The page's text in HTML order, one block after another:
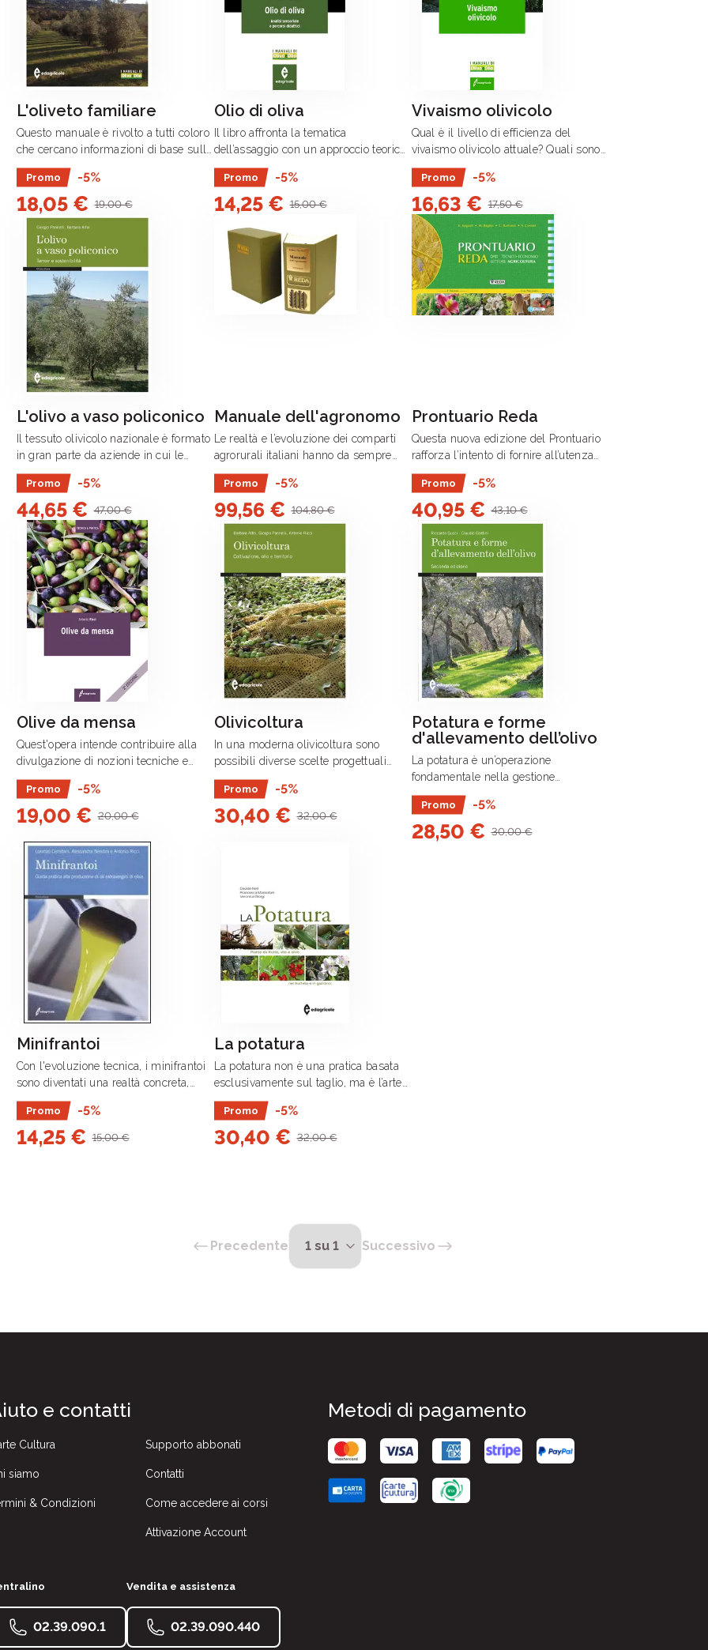
L'oliveto familiare
Questo manuale è rivolto a tutti coloro
che cercano informazioni di base sulla
biologia dell’olivo e su come gestire in
modo semplice e razionale un oliveto
ad uso familiare, per .
Promo -5%
18,05 € 19,00 €
Olio di oliva
Il libro affronta la tematica
dell’assaggio con un approccio teorico
e pratico al contempo: descrive gli
aspetti che riguardano la disciplina
professionale a partire dagli elementi
che hanno .
Promo -5%
14,25 € 15,00 €
Vivaismo olivicolo
Qual è il livello di efficienza del
vivaismo olivicolo attuale? Quali sono i
suoi limiti e i suoi punti di forza?
Partendo dall’esperienza locale del
vivaismo olivicolo praticato a .
Promo -5%
16,63 € 17,50 €
L'olivo a vaso policonico
Il tessuto olivicolo nazionale è formato
in gran parte da aziende in cui le
dimensioni e la tipologia degli alberi
impediscono un’efficiente
meccanizzazione, con conseguenti
costi di .
Promo -5%
44,65 € 47,00 €
Manuale dell'agronomo
Le realtà e l’evoluzione dei comparti
agrorurali italiani hanno da sempre
visto nel Manuale dell’Agronomo
REDA un riferimento unico,
insostituibile e non facilmente
ripetibile, .
Promo -5%
99,56 € 104,80 €
Prontuario Reda
Questa nuova edizione del Prontuario
rafforza l’intento di fornire all’utenza
dei comparti agrorurali uno strumento
completo e approfondito, aggiornato
alla realtà attuale e che .
Promo -5%
40,95 € 43,10 €
Olive da mensa
Quest'opera intende contribuire alla
divulgazione di nozioni tecniche e
operative che contraddistinguono la
produzione del frutto, la lavorazione,
la trasformazione, la
commercializzazione e le .
Promo -5%
19,00 € 20,00 €
Olivicoltura
In una moderna olivicoltura sono
possibili diverse scelte progettuali
ognuna delle quali, implicando
l'adozione di un diverso modello di
coltivazione e di un diverso livello di
meccanizzazione, .
Promo -5%
30,40 € 32,00 €
Potatura e forme
d'allevamento dell’olivo
La potatura è un’operazione
fondamentale nella gestione
dell’oliveto e può incidere in modo
rilevante sull’entrata in produzione,
sulla produttività e sui .
Promo -5%
28,50 € 30,00 €
Minifrantoi
Con l'evoluzione tecnica, i minifrantoi
sono diventati una realtà concreta,
rivoluzionando le possibilità dei piccoli
appezzamenti e promuovendo lo
sviluppo di oli pregiati con una precisa
Promo -5%
14,25 € 15,00 €
La potatura
La potatura non è una pratica basata
esclusivamente sul taglio, ma è l’arte
di guidare le piante durante il ciclo
vitale comprendendo e sfruttando le
loro possibilità intrinseche nello
specifico .
Promo -5%
30,40 € 32,00 €
Precedente Successivo
e contatti
Cultura
siamo
& Condizioni
Supporto abbonati
Contatti
Come accedere ai corsi
Attivazione Account
02.39.090.1
Vendita e assistenza
02.39.090.440
Metodi di pagamento